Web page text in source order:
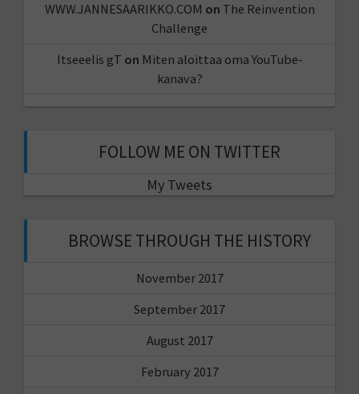
WWW.JANNESAARIKKO.COM on The Reinvention
Challenge
Itseeelis gT on Miten aloittaa oma YouTube-
kanava?
FOLLOW ME ON TWITTER
My Tweets
BROWSE THROUGH THE HISTORY
November 2017
September 2017
August 2017
February 2017